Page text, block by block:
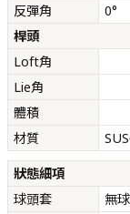
反彈角
0°
桿頭
Loft角
Lie角
體積
材質
狀態細項
球頭套
無